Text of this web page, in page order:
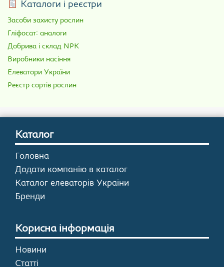
Каталоги і реєстри
Засоби захисту рослин
Гліфосат: аналоги
Добрива і склад NPK
Виробники насіння
Елеватори України
Реєстр сортів рослин
Каталог
Головна
Додати компанію в каталог
Каталог елеваторів України
Бренди
Корисна інформація
Новини
Статті